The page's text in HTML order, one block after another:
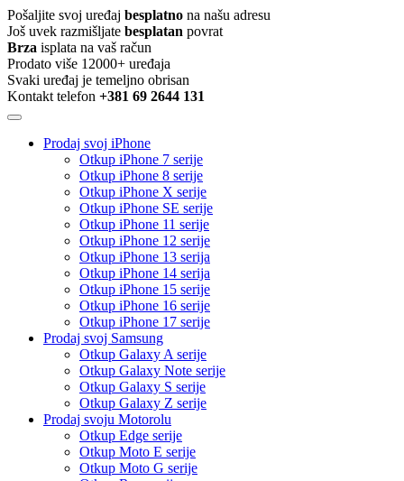
Pošaljite svoj uređaj besplatno na našu adresu
Još uvek razmišljate besplatan povrat
Brza isplata na vaš račun
Prodato više 12000+ uređaja
Svaki uređaj je temeljno obrisan
Kontakt telefon +381 69 2644 131
Prodaj svoj iPhone
Otkup iPhone 7 serije
Otkup iPhone 8 serije
Otkup iPhone X serije
Otkup iPhone SE serije
Otkup iPhone 11 serije
Otkup iPhone 12 serije
Otkup iPhone 13 serija
Otkup iPhone 14 serija
Otkup iPhone 15 serije
Otkup iPhone 16 serije
Otkup iPhone 17 serije
Prodaj svoj Samsung
Otkup Galaxy A serije
Otkup Galaxy Note serije
Otkup Galaxy S serije
Otkup Galaxy Z serije
Prodaj svoju Motorolu
Otkup Edge serije
Otkup Moto E serije
Otkup Moto G serije